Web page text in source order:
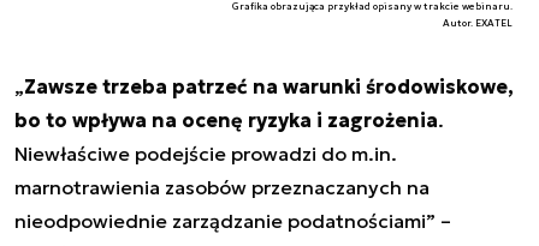
Grafika obrazująca przykład opisany w trakcie webinaru.
Autor. EXATEL
„Zawsze trzeba patrzeć na warunki środowiskowe,
bo to wpływa na ocenę ryzyka i zagrożenia.
Niewłaściwe podejście prowadzi do m.in.
marnotrawienia zasobów przeznaczanych na
nieodpowiednie zarządzanie podatnościami” –